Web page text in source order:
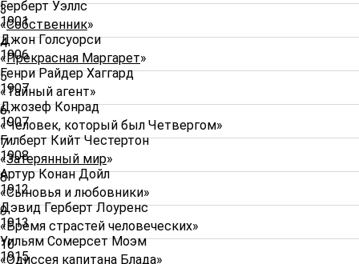
Герберт Уэллс
1901
3
«Собственник»
Джон Голсуорси
1906
4
«Прекрасная Маргарет»
Генри Райдер Хаггард
1907
5
«Тайный агент»
Джозеф Конрад
1907
6
«Человек, который был Четвергом»
Гилберт Кийт Честертон
1908
7
«Затерянный мир»
Артур Конан Дойл
1912
8
«Сыновья и любовники»
Дэвид Герберт Лоуренс
1913
9
«Бремя страстей человеческих»
Уильям Сомерсет Моэм
1915
10
«Одиссея капитана Блада»